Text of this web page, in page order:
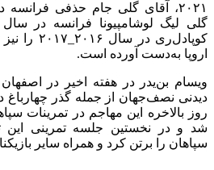
گلی لیگ لوشامپیونا فرانسه در سال ۲۰۱۹_۲۰۲۰ و آقای گلی
کوپادل‌ری
در سال
اروپا به‌دست آورده است.
ویسام بن‌یدر
در هفته اخیر در
دیدنی نصف‌جهان از جمله گذر چهارباغ
روز بالاخره این مهاجم در تمرینات
سپاهان را برتن کرد و همراه سایر